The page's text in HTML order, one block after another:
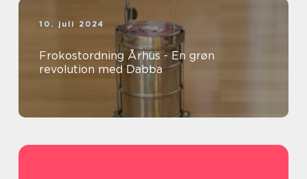
10. juli 2024
Frokostordning Århus - En grøn
revolution med Dabba